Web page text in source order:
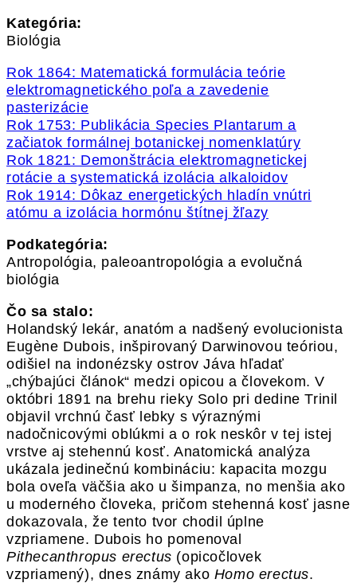
Kategória:
Biológia
Rok 1864: Matematická formulácia teórie
elektromagnetického poľa a zavedenie
pasterizácie
Rok 1753: Publikácia Species Plantarum a
začiatok formálnej botanickej nomenklatúry
Rok 1821: Demonštrácia elektromagnetickej
rotácie a systematická izolácia alkaloidov
Rok 1914: Dôkaz energetických hladín vnútri
atómu a izolácia hormónu štítnej žľazy
Podkategória:
Antropológia, paleoantropológia a evolučná
biológia
Čo sa stalo:
Holandský lekár, anatóm a nadšený evolucionista
Eugène Dubois, inšpirovaný Darwinovou teóriou,
odišiel na indonézsky ostrov Jáva hľadať
„chýbajúci článok“ medzi opicou a človekom. V
októbri 1891 na brehu rieky Solo pri dedine Trinil
objavil vrchnú časť lebky s výraznými
nadočnicovými oblúkmi a o rok neskôr v tej istej
vrstve aj stehennú kosť. Anatomická analýza
ukázala jedinečnú kombináciu: kapacita mozgu
bola oveľa väčšia ako u šimpanza, no menšia ako
u moderného človeka, pričom stehenná kosť jasne
dokazovala, že tento tvor chodil úplne
vzpriamene. Dubois ho pomenoval
Pithecanthropus erectus (opicočlovek
vzpriamený), dnes známy ako Homo erectus.